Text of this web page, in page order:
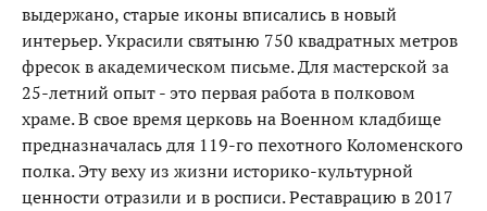
выдержано, старые иконы вписались в новый
интерьер. Украсили святыню 750 квадратных метров
фресок в академическом письме. Для мастерской за
25-летний опыт - это первая работа в полковом
храме. В свое время церковь на Военном кладбище
предназначалась для 119-го пехотного Коломенского
полка. Эту веху из жизни историко-культурной
ценности отразили и в росписи. Реставрацию в 2017